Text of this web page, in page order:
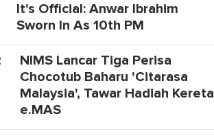
It's Official: Anwar Ibrahim
Sworn In As 10th PM
NIMS Lancar Tiga Perisa
Chocotub Baharu 'Citarasa
Malaysia', Tawar Hadiah Kereta
e.MAS